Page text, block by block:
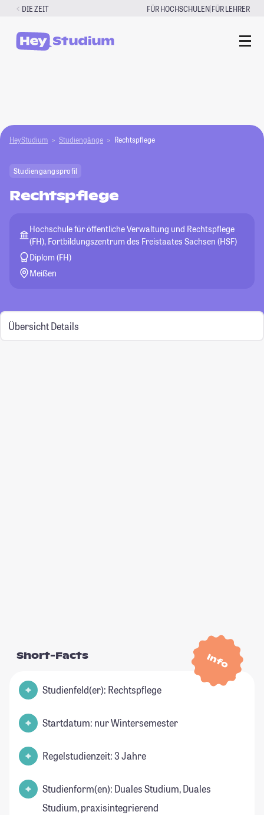
Zum
springen
DIE ZEIT FÜR HOCHSCHULEN|FÜR LEHRER
HeyStudium Studiengänge Rechtspflege
Studiengangsprofil
Rechtspflege
Hochschule für öffentliche Verwaltung und Rechtspflege
(FH), Fortbildungszentrum des Freistaates Sachsen (HSF)
Diplom (FH)
Meißen
Übersicht Details
Info
Short-Facts
Studienfeld(er): Rechtspflege
Startdatum: nur Wintersemester
Regelstudienzeit: 3 Jahre
Studienform(en): Duales Studium, Duales
Studium, praxisintegrierend